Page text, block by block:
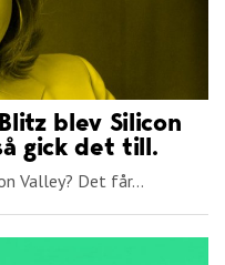
blev Silicon
gick det till.
Valley? Det får...